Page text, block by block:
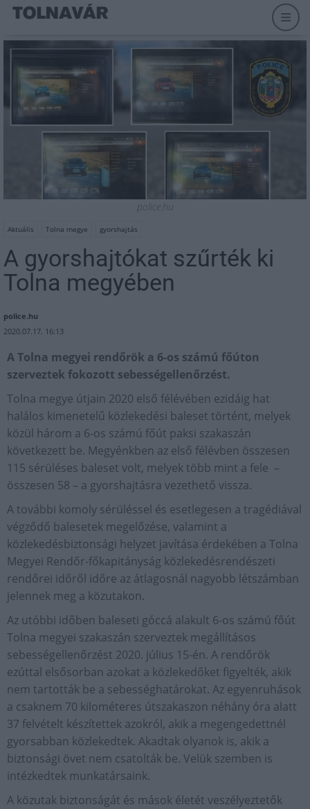
police.hu
Aktuális Tolna megye gyorshajtás
A gyorshajtókat szűrték ki
Tolna megyében
police.hu
2020.07.17. 16:13
A Tolna megyei rendőrök a 6-os számú főúton
szerveztek fokozott sebességellenőrzést.
Tolna megye útjain 2020 első félévében ezidáig hat
halálos kimenetelű közlekedési baleset történt, melyek
közül három a 6-os számú főút paksi szakaszán
következett be. Megyénkben az első félévben összesen
115 sérüléses baleset volt, melyek több mint a fele –
összesen 58 – a gyorshajtásra vezethető vissza.
A további komoly sérüléssel és esetlegesen a tragédiával
végződő balesetek megelőzése, valamint a
közlekedésbiztonsági helyzet javítása érdekében a Tolna
Megyei Rendőr-főkapitányság közlekedésrendészeti
rendőrei időről időre az átlagosnál nagyobb létszámban
jelennek meg a közutakon.
Az utóbbi időben baleseti góccá alakult 6-os számú főút
Tolna megyei szakaszán szerveztek megállításos
sebességellenőrzést 2020. július 15-én. A rendőrök
ezúttal elsősorban azokat a közlekedőket figyelték, akik
nem tartották be a sebességhatárokat. Az egyenruhások
a csaknem 70 kilométeres útszakaszon néhány óra alatt
37 felvételt készítettek azokról, akik a megengedettnél
gyorsabban közlekedtek. Akadtak olyanok is, akik a
biztonsági övet nem csatolták be. Velük szemben is
intézkedtek munkatársaink.
A közutak biztonságát és mások életét veszélyeztetők